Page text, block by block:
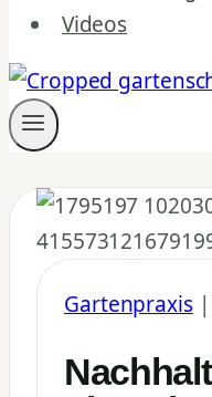
Videos
Gartenpraxis|